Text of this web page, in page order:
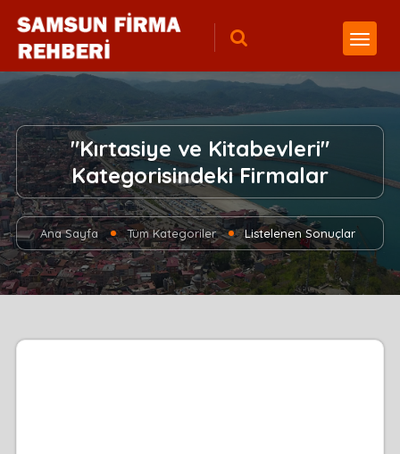
"Kırtasiye ve Kitabevleri"
Kategorisindeki Firmalar
Ana Sayfa Tüm Kategoriler Listelenen Sonuçlar